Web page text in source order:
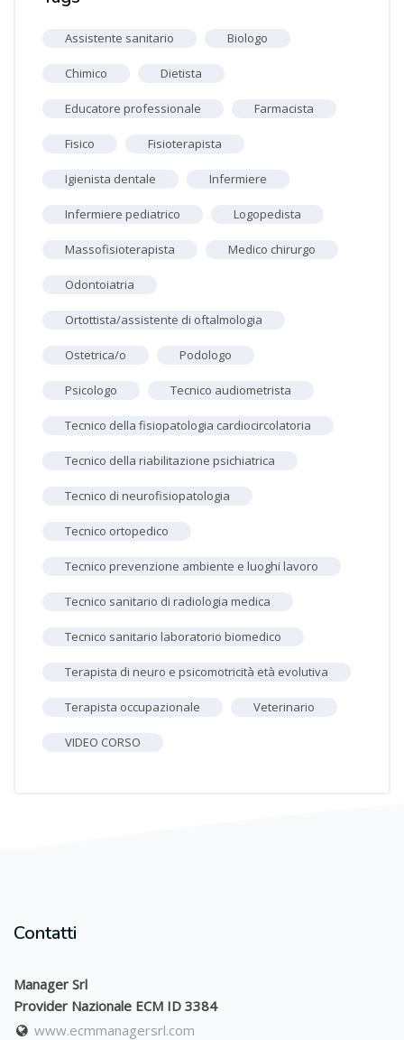
Assistente sanitario Biologo
Chimico Dietista
Educatore professionale Farmacista
Fisico Fisioterapista
Igienista dentale Infermiere
Infermiere pediatrico Logopedista
Massofisioterapista Medico chirurgo
Odontoiatria
Ortottista/assistente di oftalmologia
Ostetrica/o Podologo
Psicologo Tecnico audiometrista
Tecnico della fisiopatologia cardiocircolatoria
Tecnico della riabilitazione psichiatrica
Tecnico di neurofisiopatologia
Tecnico ortopedico
Tecnico prevenzione ambiente e luoghi lavoro
Tecnico sanitario di radiologia medica
Tecnico sanitario laboratorio biomedico
Terapista di neuro e psicomotricità età evolutiva
Terapista occupazionale Veterinario
VIDEO CORSO
Contatti
Manager Srl
Provider Nazionale ECM ID 3384
www.ecmmanagersrl.com